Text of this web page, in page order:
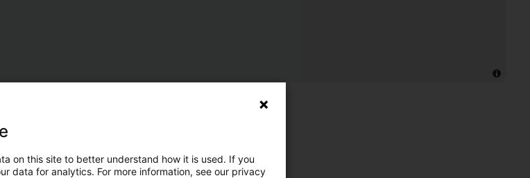
on this site to better understand how it is used. If you
data for analytics. For more information, see our privacy